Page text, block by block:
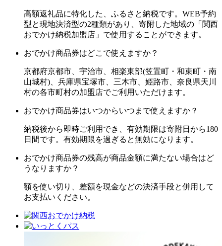
高額返礼品に特化した、ふるさと納税です。WEB予約
型と現地決済型の2種類があり、寄附した地域の「関西
おでかけ納税加盟店」で使用することができます。
おでかけ商品券はどこで使えますか？
京都府京都市、宇治市、相楽東部(笠置町・和束町・南
山城村)、兵庫県宝塚市、三木市、姫路市、奈良県天川
村の各市町村の加盟店でご利用いただけます。
おでかけ商品券はいつからいつまで使えますか？
納税後から即時ご利用でき、有効期限は寄附日から180
日間です。有効期限を過ぎると無効になります。
おでかけ商品券の残高が商品金額に満たない場合はど
うなりますか？
額を使い切り、差額を現金などの決済手段と併用して
お支払いください。